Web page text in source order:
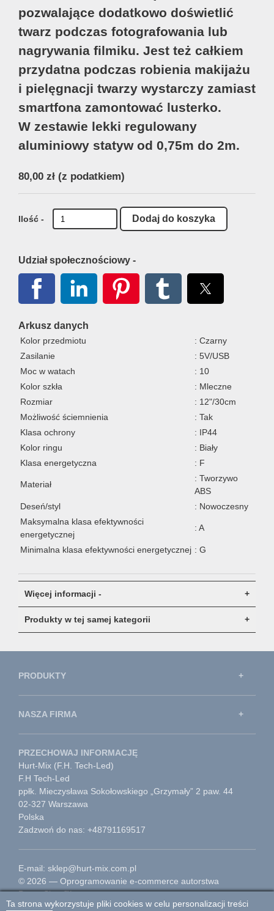
pozwalające dodatkowo doświetlić
twarz podczas fotografowania lub
nagrywania filmiku. Jest też całkiem
przydatna podczas robienia makijażu
i pielęgnacji twarzy wystarczy zamiast
smartfona zamontować lusterko.
W zestawie lekki regulowany
aluminiowy statyw od 0,75m do 2m.
80,00 zł (z podatkiem)
Ilość -
Udział społecznościowy -
Arkusz danych
Kolor przedmiotu
: Czarny
Zasilanie
: 5V/USB
Moc w watach
: 10
Kolor szkła
: Mleczne
Rozmiar
: 12"/30cm
Możliwość ściemnienia
: Tak
Klasa ochrony
: IP44
Kolor ringu
: Biały
Klasa energetyczna
: F
Materiał
: Tworzywo
ABS
Deseń/styl
: Nowoczesny
Maksymalna klasa efektywności
energetycznej
: A
Minimalna klasa efektywności energetycznej : G
Więcej informacji -
Produkty w tej samej kategorii
PRODUKTY
NASZA FIRMA
PRZECHOWAJ INFORMACJĘ
Hurt-Mix (F.H. Tech-Led)
F.H Tech-Led
ppłk. Mieczysława Sokołowskiego „Grzymały” 2 paw. 44
02-327 Warszawa
Polska
Zadzwoń do nas: +48791169517
E-mail: sklep@hurt-mix.com.pl
© 2026 — Oprogramowanie e-commerce autorstwa
PrestaShop™
Przejdź do strony głównej
Ta strona wykorzystuje pliki cookies w celu personalizacji treści